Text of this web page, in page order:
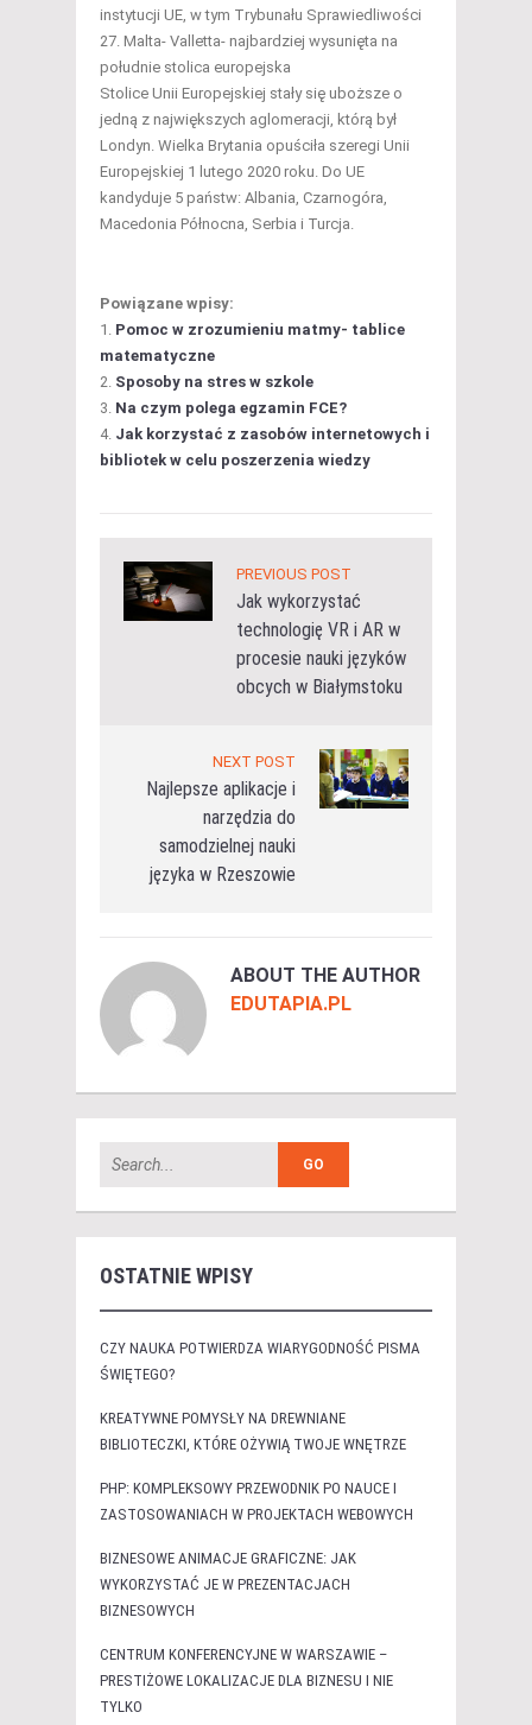
instytucji UE, w tym Trybunału Sprawiedliwości
Malta- Valletta- najbardziej wysunięta na
południe stolica europejska
Stolice Unii Europejskiej stały się uboższe o
jedną z największych aglomeracji, którą był
Londyn. Wielka Brytania opuściła szeregi Unii
Europejskiej 1 lutego 2020 roku. Do UE
kandyduje 5 państw: Albania, Czarnogóra,
Macedonia Północna, Serbia i Turcja.
Powiązane wpisy:
Pomoc w zrozumieniu matmy- tablice
matematyczne
Sposoby na stres w szkole
Na czym polega egzamin FCE?
Jak korzystać z zasobów internetowych i
bibliotek w celu poszerzenia wiedzy
PREVIOUS POST
Jak wykorzystać
technologię VR i AR w
procesie nauki języków
obcych w Białymstoku
NEXT POST
Najlepsze aplikacje i
narzędzia do
samodzielnej nauki
języka w Rzeszowie
ABOUT THE AUTHOR
EDUTAPIA.PL
OSTATNIE WPISY
CZY NAUKA POTWIERDZA WIARYGODNOŚĆ PISMA
ŚWIĘTEGO?
KREATYWNE POMYSŁY NA DREWNIANE
BIBLIOTECZKI, KTÓRE OŻYWIĄ TWOJE WNĘTRZE
PHP: KOMPLEKSOWY PRZEWODNIK PO NAUCE I
ZASTOSOWANIACH W PROJEKTACH WEBOWYCH
BIZNESOWE ANIMACJE GRAFICZNE: JAK
WYKORZYSTAĆ JE W PREZENTACJACH
BIZNESOWYCH
CENTRUM KONFERENCYJNE W WARSZAWIE –
PRESTIŻOWE LOKALIZACJE DLA BIZNESU I NIE
TYLKO